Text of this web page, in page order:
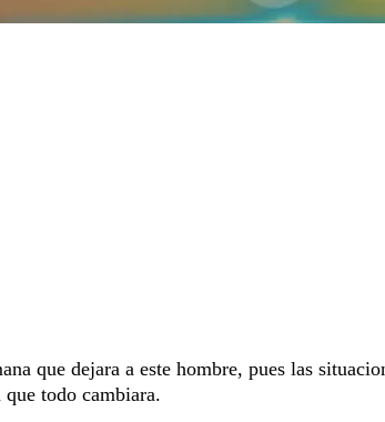
que dejara a este hombre, pues las
todo cambiara.